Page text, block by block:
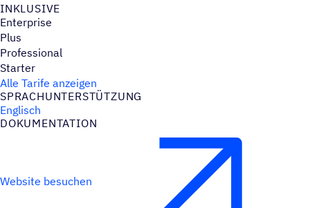
INKLU­SIVE
Enterprise
Plus
Professional
Starter
Alle Tarife anzeigen
SPRACH­UN­TER­STÜT­ZUNG
Englisch
DOKU­MEN­TA­TION
Website besuchen